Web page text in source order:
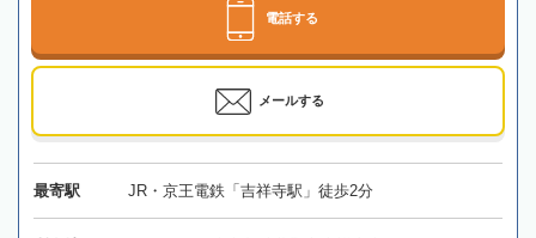
電話する
メールする
最寄駅 JR・京王電鉄「吉祥寺駅」徒歩2分